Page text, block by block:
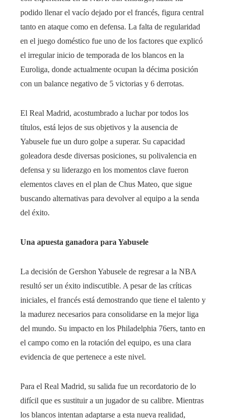
podido llenar el vacío dejado por el francés, figura central
tanto en ataque como en defensa. La falta de regularidad
en el juego doméstico fue uno de los factores que explicó
el irregular inicio de temporada de los blancos en la
Euroliga, donde actualmente ocupan la décima posición
con un balance negativo de 5 victorias y 6 derrotas.
El Real Madrid, acostumbrado a luchar por todos los
títulos, está lejos de sus objetivos y la ausencia de
Yabusele fue un duro golpe a superar. Su capacidad
goleadora desde diversas posiciones, su polivalencia en
defensa y su liderazgo en los momentos clave fueron
elementos claves en el plan de Chus Mateo, que sigue
buscando alternativas para devolver al equipo a la senda
del éxito.
Una apuesta ganadora para Yabusele
La decisión de Gershon Yabusele de regresar a la NBA
resultó ser un éxito indiscutible. A pesar de las críticas
iniciales, el francés está demostrando que tiene el talento y
la madurez necesarios para consolidarse en la mejor liga
del mundo. Su impacto en los Philadelphia 76ers, tanto en
el campo como en la rotación del equipo, es una clara
evidencia de que pertenece a este nivel.
Para el Real Madrid, su salida fue un recordatorio de lo
difícil que es sustituir a un jugador de su calibre. Mientras
los blancos intentan adaptarse a esta nueva realidad,